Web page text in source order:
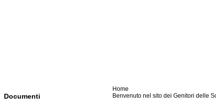
Documenti
Home
Benvenuto nel sito dei Genitori delle